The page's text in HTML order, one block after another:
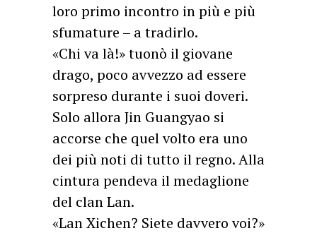
loro primo incontro in più e più
sfumature – a tradirlo.
«Chi va là!» tuonò il giovane
drago, poco avvezzo ad essere
sorpreso durante i suoi doveri.
Solo allora Jin Guangyao si
accorse che quel volto era uno
dei più noti di tutto il regno. Alla
cintura pendeva il medaglione
del clan Lan.
«Lan Xichen? Siete davvero voi?»